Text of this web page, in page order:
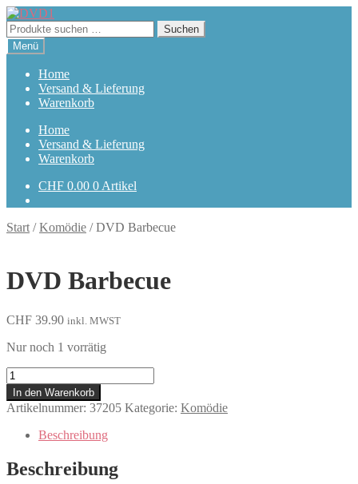
Zur
Navigation
springen
Zum
Inhalt
springen
Suchen
nach:
Suchen
Menü
Home
Versand & Lieferung
Warenkorb
Home
Versand & Lieferung
Warenkorb
CHF 0.00 0 Artikel
Start /Komödie /DVD Barbecue
DVD Barbecue
CHF 39.90 inkl. MWST
Nur noch 1 vorrätig
Barbecue
Menge
In den Warenkorb
Artikelnummer: 37205 Kategorie: Komödie
Beschreibung
Beschreibung